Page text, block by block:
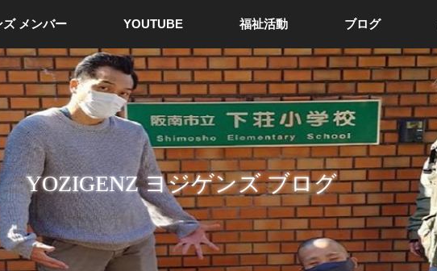
ズ メンバー YOUTUBE 福祉活動 ブログ
YOZIGENZ ヨジゲンズ ブログ